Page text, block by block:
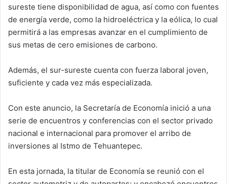
sureste tiene disponibilidad de agua, así como con fuentes
de energía verde, como la hidroeléctrica y la eólica, lo cual
permitirá a las empresas avanzar en el cumplimiento de
sus metas de cero emisiones de carbono.
Además, el sur-sureste cuenta con fuerza laboral joven,
suficiente y cada vez más especializada.
Con este anuncio, la Secretaría de Economía inició a una
serie de encuentros y conferencias con el sector privado
nacional e internacional para promover el arribo de
inversiones al Istmo de Tehuantepec.
En esta jornada, la titular de Economía se reunió con el